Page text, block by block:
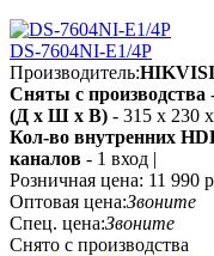
DS-7604NI-E1/4P
Производитель:
Сняты с производства
(Д х Ш х В) - 315 x 230
Кол-во внутренних
каналов - 1 вход |
Розничная цена: 11 990
Оптовая цена:Звоните
Спец. цена:Звоните
Снято с производства